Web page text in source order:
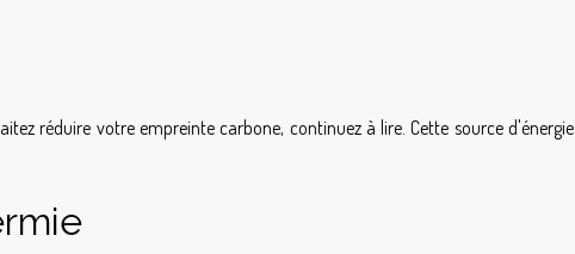
réduire votre empreinte carbone, continuez à lire. Cette source d'énergie